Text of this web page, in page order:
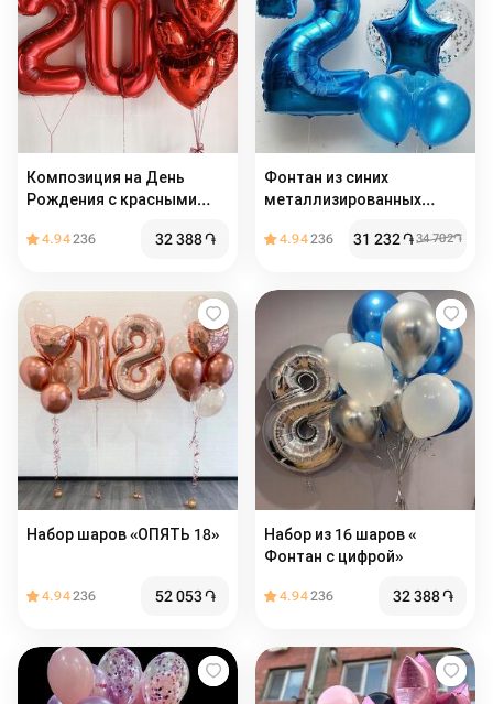
Композиция на День
Рождения с красными
4.94236 32 388֏
Фонтан из синих
металлизированных
4.94236 31 232֏34 702֏
Набор шаров «ОПЯТЬ 18»
4.94236 52 053֏
Набор из 16 шаров «
Фонтан с цифрой»
4.94236 32 388֏